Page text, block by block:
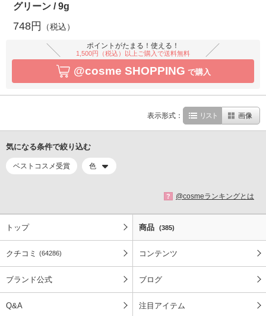
グリーン / 9g
748円 （税込）
ポイントがたまる！使える！
1,500円（税込）以上ご購入で送料無料
@cosme SHOPPING で購入
表示形式： リスト 画像
気になる条件で絞り込む
ベストコスメ受賞 色
? @cosmeランキングとは
トップ 商品 (385)
クチコミ (64286) コンテンツ
ブランド公式 ブログ
Q&A 注目アイテム